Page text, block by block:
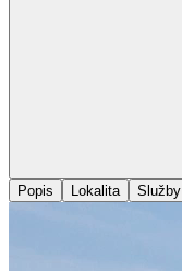
Popis
Lokalita Služby